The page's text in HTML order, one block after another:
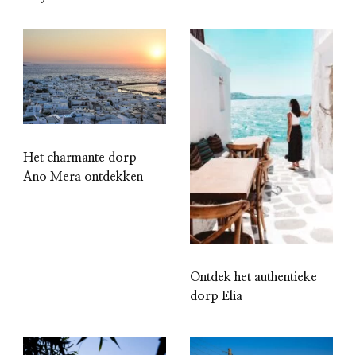
Het charmante dorp
Ano Mera ontdekken
Ontdek het authentieke
dorp Elia